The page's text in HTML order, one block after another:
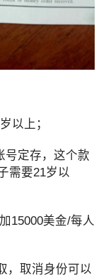
以上；
号定存，这个款
需要21岁以
15000美金/每人
，取消身份可以